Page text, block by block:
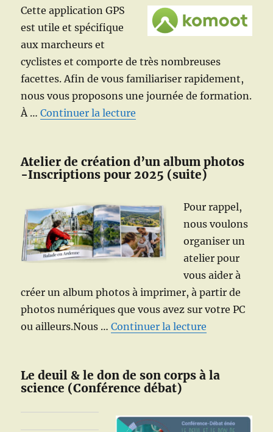
Cette application GPS
est utile et spécifique
aux marcheurs et
cyclistes et comporte de très nombreuses
facettes. Afin de vous familiariser rapidement,
nous vous proposons une journée de formation.
À …Continuer la lecture
Atelier de création d’un album photos
-Inscriptions pour 2025 (suite)
Pour rappel,
nous voulons
organiser un
atelier pour
vous aider à
créer un album photos à imprimer, à partir de
photos numériques que vous avez sur votre PC
ou ailleurs.Nous …Continuer la lecture
Le deuil & le don de son corps à la
science (Conférence débat)